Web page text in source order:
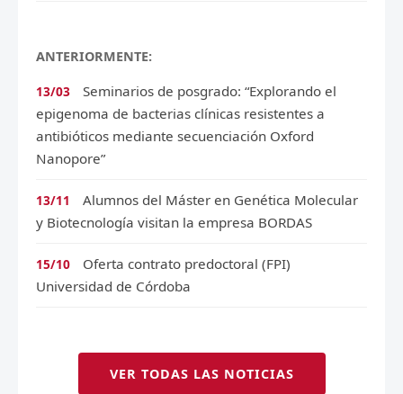
ANTERIORMENTE:
13/03
Seminarios de posgrado: “Explorando el
epigenoma de bacterias clínicas resistentes a
antibióticos mediante secuenciación Oxford
Nanopore”
13/11
Alumnos del Máster en Genética Molecular
y Biotecnología visitan la empresa BORDAS
15/10
Oferta contrato predoctoral (FPI)
Universidad de Córdoba
VER TODAS LAS NOTICIAS